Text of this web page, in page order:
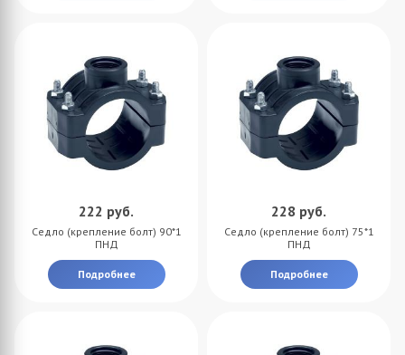
222 руб.
Седло (крепление болт) 90*1
ПНД
Подробнее
228 руб.
Седло (крепление болт) 75*1
ПНД
Подробнее